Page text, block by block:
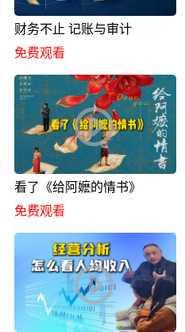
财务不止 记账与审计
免费观看
看了《给阿嬷的情书》
免费观看